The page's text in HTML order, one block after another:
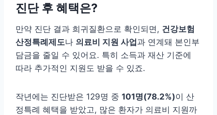
진단 후 혜택은?
만약 진단 결과 희귀질환으로 확인되면, 건강보험
산정특례제도나 의료비 지원 사업과 연계돼 본인부
담금을 줄일 수 있어요. 특히 소득과 재산 기준에
따라 추가적인 지원도 받을 수 있죠.
작년에는 진단받은 129명 중 101명(78.2%)이 산
정특례 혜택을 받았고, 많은 환자가 의료비 지원까